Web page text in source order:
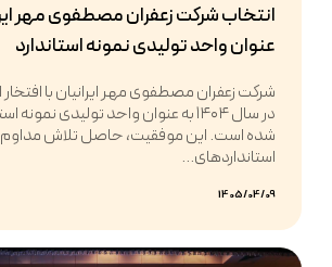
انتخاب شرکت زعفران مصطفوی مهر
عنوان واحد تولیدی نمونه استاندارد
شرکت زعفران مصطفوی مهر ایرانیان با
در سال ۱۴۰۴ به عنوان واحد تولیدی نمونه
شده است. این موفقیت، حاصل تلاش مداوم،
استانداردهای...
1405/04/09